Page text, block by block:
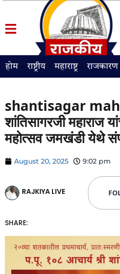
होम राष्ट्रीय महाराष्ट्र राजकारण
shantisagar
शांतिसागरजी महाराज
महोत्सव जमखंडी येथे
August 20, 2025 9:02 pm
RAJKIYA LIVE
SHARE: